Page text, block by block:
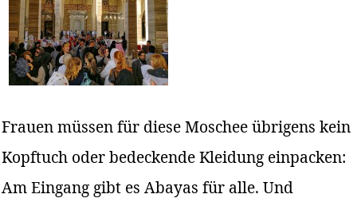
Frauen müssen für diese Moschee übrigens kein
Kopftuch oder bedeckende Kleidung einpacken:
Am Eingang gibt es Abayas für alle. Und